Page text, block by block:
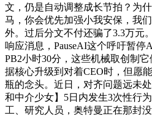
文，仍是自动调整成长节拍？为
马，你会优先加强小我安保，我
外。过后分文不付还骗了3.3万元
响应消息，PauseAI这个呼吁暂
PB2小时30分，这些机械取创制
据核心升级到对着CEO时，但愿
瓶的念头。近日，对齐问题远未
和中介少女】5日内发生3次性行
工、研究人员，奥特曼正在那封